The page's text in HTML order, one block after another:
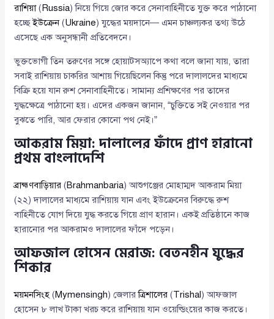
রাশিয়া( Russia) নিয়ে গিয়ে জোর করে সেনাবাহিনীতে যুক্ত করে পাঠানো
হচ্ছেইউক্রেন(Ukraine) যুদ্ধের ময়দানে— এমন চাঞ্চল্যকর তথ্য উঠে
এসেছে এক অনুসন্ধানী প্রতিবেদনে।
ভুক্তভোগী তিন তরুণের সঙ্গে হোয়াটসঅ্যাপে কথা বলে জানা যায়, তারা
সবাই রাশিয়ায় চাকরির আশায় গিয়েছিলেন কিন্তু পরে দালালদের মাধ্যমে
বিক্রি হয়ে যান রুশ সেনাবাহিনীতে। সামান্য প্রশিক্ষণের পর তাদের
যুদ্ধক্ষেত্রে পাঠানো হয়। এদের একজন জানান, “চুক্তিতে সই নেওয়ার পর
বুঝতে পারি, আর ফেরার কোনো পথ নেই।”
আকরাম মিয়া: দালালের ফাঁদে প্রাণ হারানো
প্রথম বাংলাদেশি
ব্রাহ্মণবাড়িয়ার (Brahmanbaria) আশুগঞ্জের মোহাম্মদ আকরাম মিয়া
(২২) দালালের মাধ্যমে রাশিয়ায় যান এবং ইউক্রেনের বিরুদ্ধে রুশ
বাহিনীতে যোগ দিয়ে যুদ্ধ করতে গিয়ে প্রাণ হারান। একই প্রতিষ্ঠানে কাজ
হারানোর পর আকরামও দালালের ফাঁদে পড়েন।
আফজাল হোসেন মেরাজ: বেতনহীন যুদ্ধের
শিকার
ময়মনসিংহ (Mymensingh) জেলারত্রিশালের (Trishal ) আফজাল
হোসেন ৮ লাখ টাকা খরচ করে রাশিয়ায় যান ওয়েল্ডিংয়ের কাজ করতে।